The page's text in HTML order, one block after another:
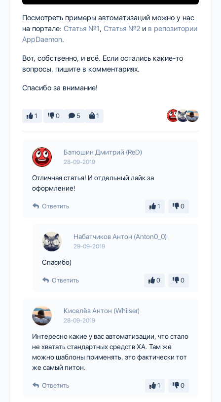
Посмотреть примеры автоматизаций можно у нас
на портале: Статья №1, Статья №2 и в репозитории
AppDaemon.
Вот, собственно, и всё. Если остались какие-то
вопросы, пишите в комментариях.
Спасибо за внимание!
1 0 5 1
Батюшин Дмитрий (ReD)
28-09-2019
Отличная статья! И отдельный лайк за
оформление!
Ответить 1 0
Набатчиков Антон (Anton0_0)
29-09-2019
Спасибо)
Ответить 0 0
Киселёв Антон (Whilser)
28-09-2019
Интересно какие у вас автоматизации, что стало
не хватать стандартных средств ХА. Там же
можно шаблоны применять, это фактически тот
же самый питон.
Ответить 1 0